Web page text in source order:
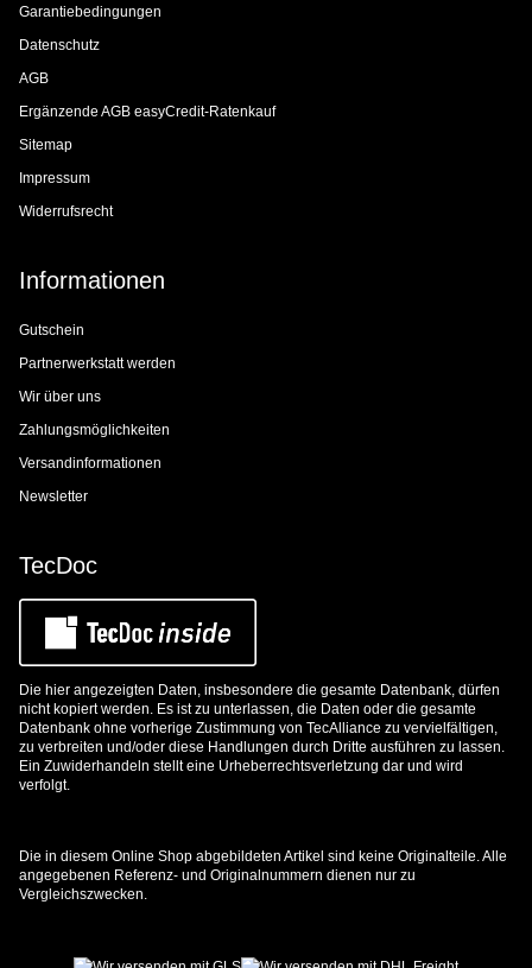
Garantiebedingungen
Datenschutz
AGB
Ergänzende AGB easyCredit-Ratenkauf
Sitemap
Impressum
Widerrufsrecht
Informationen
Gutschein
Partnerwerkstatt werden
Wir über uns
Zahlungsmöglichkeiten
Versandinformationen
Newsletter
TecDoc
Die hier angezeigten Daten, insbesondere die gesamte Datenbank, dürfen
nicht kopiert werden. Es ist zu unterlassen, die Daten oder die gesamte
Datenbank ohne vorherige Zustimmung von TecAlliance zu vervielfältigen,
zu verbreiten und/oder diese Handlungen durch Dritte ausführen zu lassen.
Ein Zuwiderhandeln stellt eine Urheberrechtsverletzung dar und wird
verfolgt.
Die in diesem Online Shop abgebildeten Artikel sind keine Originalteile. Alle
angegebenen Referenz- und Originalnummern dienen nur zu
Vergleichszwecken.